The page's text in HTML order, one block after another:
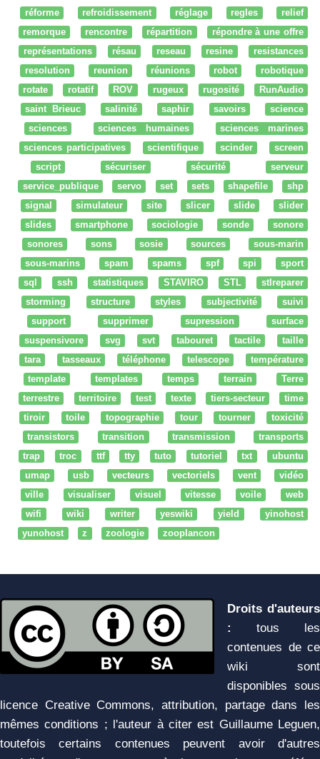
réforme
refroidissement réglage regles
relief
remorque
rencontre répartition
répondre à une offre
représentations
résau reseau resine
resistances
resolution
reunion réunions robot
robotique
rotate
rotatif ROV rugeux rugosité
RunAudio
saint Brieuc
salinité saphir savoirs
science
sciences
sciences humaines
sciences marines
sciences participatives
scientifique scinder
screen
script
sécuriser sécurité
serveur
service_publique
servo set sets shapefile
shp
signal
simulateur site slicer slide
slider
slides
smartphone sociologie sonde
sonore
sonores
sons sosie sources
sous-marin
sous-marins
spam spams spf spi
sport
sql
ssh statistiques STAVIRO STL
stlreparer
storming
structure styles subjectivité
suivi
support
supprimer supression
surface
suspensivore
svg svt tabouret tactile
taille
tara
tasseaux téléphone telescope
température
template
templates temps terrain
Terre
terrestre
territoire test texte tiers-secteur
time
tiroir
toile topographie tour tourner
toxicité
transistors
transition transmission
transports
trap
troc ttf tty tuto tutoriel txt
ubuntu
umap
usb vecteurs vectoriels vent
vidéo
ville
visualiser visuel vitesse voile
web
wifi
wiki writer yeswiki yield
yinohost
yunohost
z zoologie zooplancon
Droits d'auteurs
:
tous les
contenues de ce
wiki sont
disponibles sous
licence Creative Commons, attribution, partage dans les
mêmes conditions ; l'auteur à citer est Guillaume Leguen,
toutefois certains contenues peuvent avoir d'autres